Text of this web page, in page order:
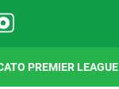
PREMIER LEAGUE